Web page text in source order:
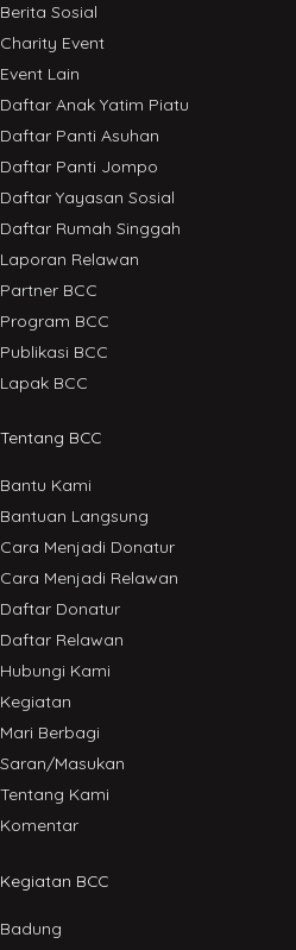
Berita Sosial
Charity Event
Event Lain
Daftar Anak Yatim Piatu
Daftar Panti Asuhan
Daftar Panti Jompo
Daftar Yayasan Sosial
Daftar Rumah Singgah
Laporan Relawan
Partner BCC
Program BCC
Publikasi BCC
Lapak BCC
Tentang BCC
Bantu Kami
Bantuan Langsung
Cara Menjadi Donatur
Cara Menjadi Relawan
Daftar Donatur
Daftar Relawan
Hubungi Kami
Kegiatan
Mari Berbagi
Saran/Masukan
Tentang Kami
Komentar
Kegiatan BCC
Badung